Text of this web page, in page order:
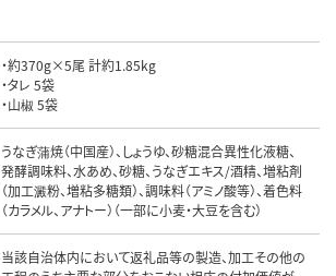
・約370g×5尾 計約1.85kg
・タレ 5袋
・山椒 5袋
うなぎ蒲焼（中国産）、しょうゆ、砂糖混合異性化液糖、
発酵調味料、水あめ、砂糖、うなぎエキス/酒精、増粘剤
（加工澱粉、増粘多糖類）、調味料（アミノ酸等）、着色料
（カラメル、アナトー）（一部に小麦・大豆を含む）
当該自治体内において返礼品等の製造、加工その他の